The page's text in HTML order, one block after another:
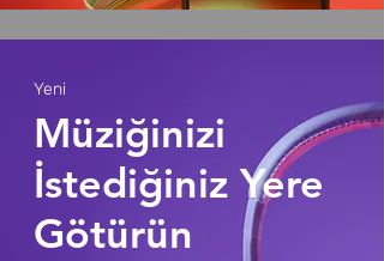
Yeni
​Müziğinizi
İstediğiniz Yere
Götürün